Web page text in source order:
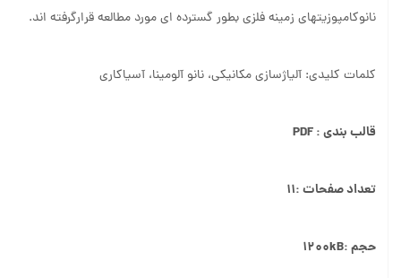
نانوکامپوزیتهای زمینه فلزی بطور گسترده ای مورد مطالعه قرارگرفته اند.
کلمات کلیدی: آلیاژسازی مکانیکی، نانو آلومینا، آسیاکاری
قالب بندی : PDF
تعداد صفحات :۱۱
حجم :۱۲۰۰kB